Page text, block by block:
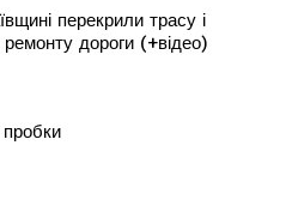
перекрили трасу і
дороги (+відео)